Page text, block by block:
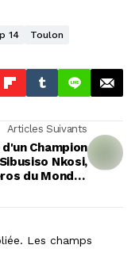
14 Toulon
Articles Suivants
Champion
Nkosi,
du Mondial
Les champs